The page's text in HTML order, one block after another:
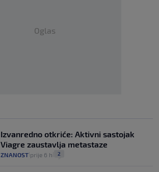
Oglas
Izvanredno otkriće: Aktivni sastojak
Viagre zaustavlja metastaze
ZNANOST prije 6 h 2